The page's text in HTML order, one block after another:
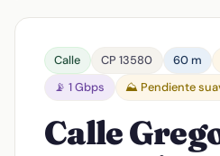
Calle CP 13580 60 m
📡 1 Gbps
⛰️ Pendiente
Calle